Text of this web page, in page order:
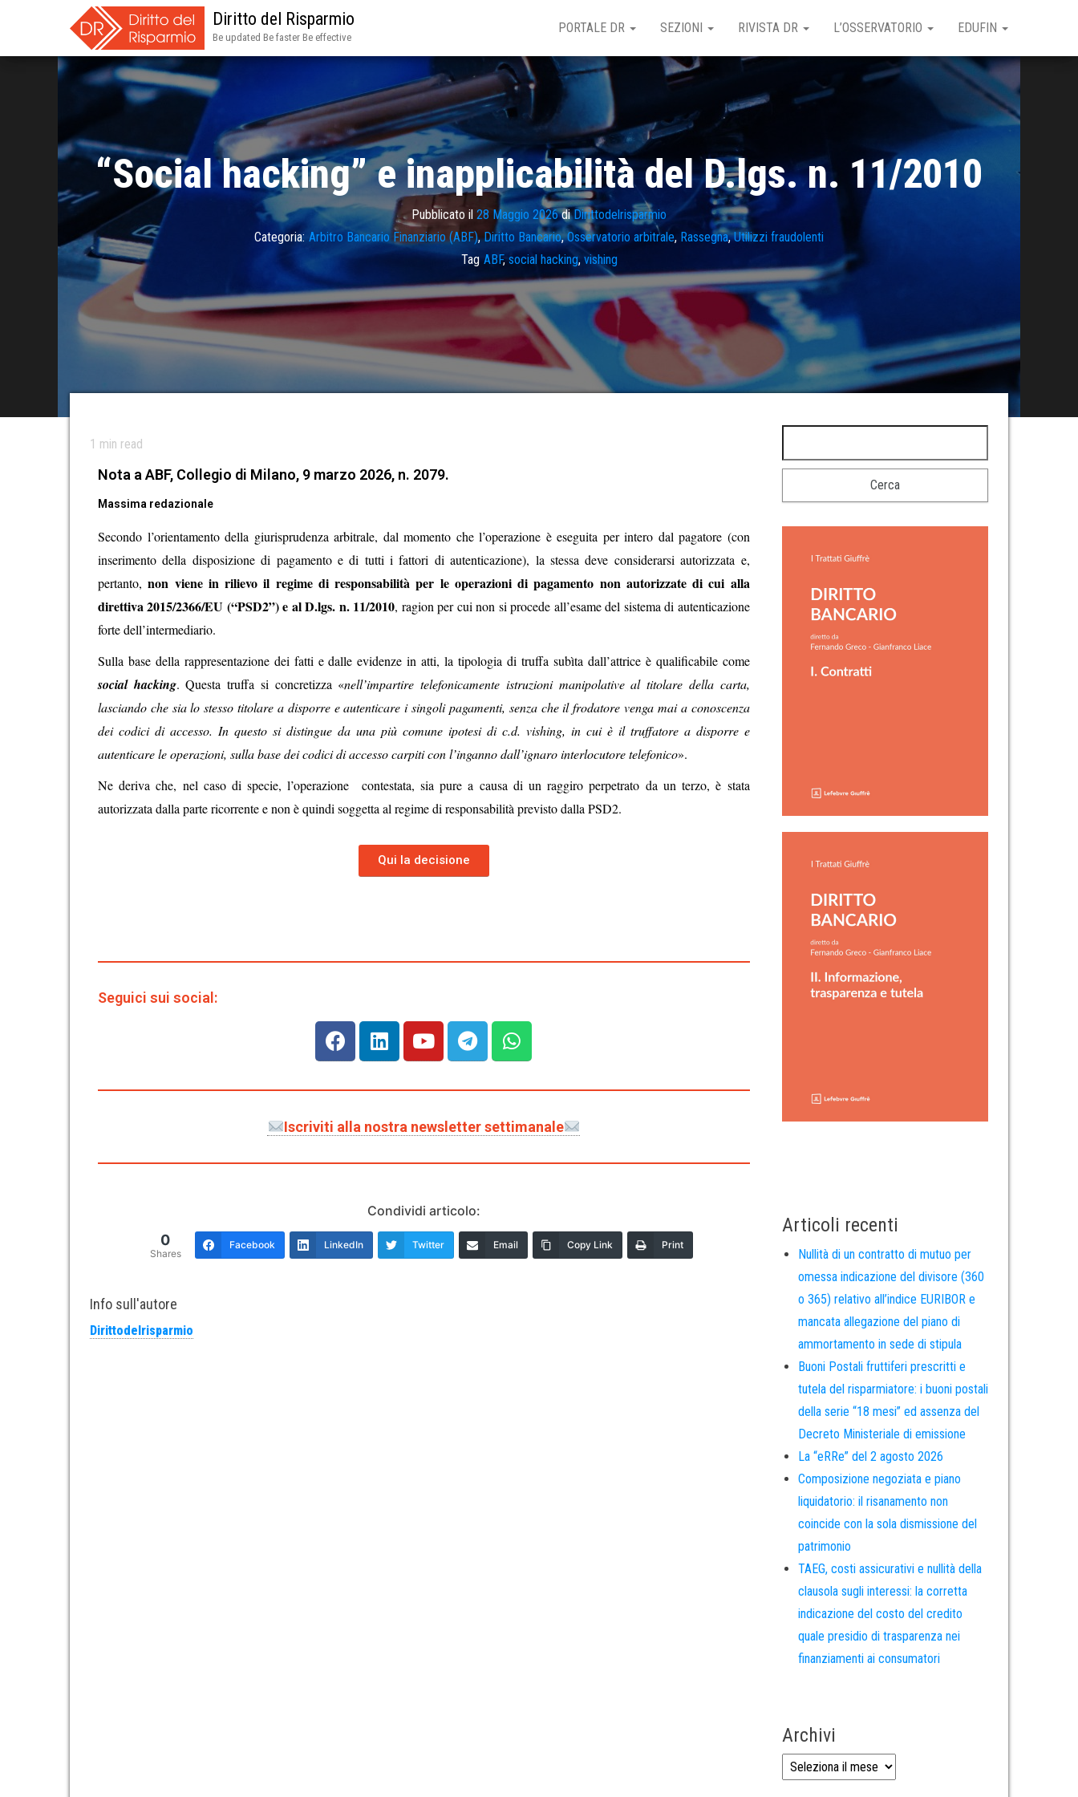
Diritto del Risparmio
Be updated Be faster Be effective
PORTALE DR SEZIONI RIVISTA DR L’OSSERVATORIO EDUFIN
“Social hacking” e inapplicabilità del D.lgs. n. 11/2010
Pubblicato il 28 Maggio 2026diDirittodelrisparmio
Categoria: Arbitro Bancario Finanziario (ABF),Diritto Bancario,Osservatorio arbitrale, Rassegna,Utilizzi fraudolenti
Tag ABF,social hacking, vishing
1 min read
Nota a ABF, Collegio di Milano, 9 marzo 2026, n. 2079.
Massima redazionale
Secondo l’orientamento della giurisprudenza arbitrale, dal momento che l’operazione è eseguita per intero dal pagatore (con
inserimento della disposizione di pagamento e di tutti i fattori di autenticazione), la stessadeve considerarsi autorizzata e,
pertanto,non viene in rilievo il regime di responsabilità per le operazioni di pagamento non autorizzate di cui alla
direttiva 2015/2366/EU (“PSD2”) e al D.lgs. n. 11/2010, ragion per cui non si procede all’esame del sistema di autenticazione
forte dell’intermediario.
Sulla base della rappresentazione dei fatti e dalle evidenze in atti, la tipologia di truffa subìta dall’attrice è qualificabile come
social hacking. Questa truffa si concretizza «nell’impartire telefonicamente istruzioni manipolative al titolare della carta,
lasciando che sia lo stesso titolare a disporre e autenticarei singoli pagamenti, senza che il frodatore venga mai a conoscenza
dei codici di accesso. In questo si distingue da una più comune ipotesi di c.d. vishing, in cui è il truffatore a disporre e
autenticare leoperazioni, sulla base dei codici di accesso carpiti con l’inganno dall’ignaro interlocutore telefonico».
Ne deriva che, nel caso di specie, l’operazione contestata, sia pure a causa di un raggiro perpetrato da un terzo, è stata
autorizzata dalla partericorrente e non è quindi soggetta al regime di responsabilità previsto dalla PSD2.
Qui la decisione
Seguici sui social:
Iscriviti alla nostra newsletter settimanale
Condividi articolo:
0
Shares
Facebook LinkedIn Twitter Email Copy Link Print
Info sull'autore
Dirittodelrisparmio
Articoli recenti
Nullità di un contratto di mutuo per
omessa indicazione del divisore (360
o 365) relativo all’indice EURIBOR e
mancata allegazione del piano di
ammortamento in sede di stipula
Buoni Postali fruttiferi prescritti e
tutela del risparmiatore: i buoni postali
della serie “18 mesi” ed assenza del
Decreto Ministeriale di emissione
La “eRRe” del 2 agosto 2026
Composizione negoziata e piano
liquidatorio: il risanamento non
coincide con la sola dismissione del
patrimonio
TAEG, costi assicurativi e nullità della
clausola sugli interessi: la corretta
indicazione del costo del credito
quale presidio di trasparenza nei
finanziamenti ai consumatori
Archivi